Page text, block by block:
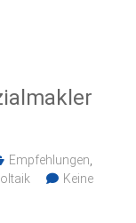
Empfehlungen
Keine